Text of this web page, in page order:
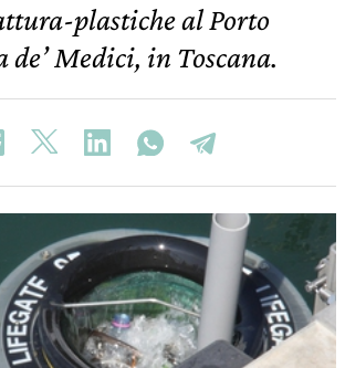
plastiche al Porto
Medici, in Toscana.